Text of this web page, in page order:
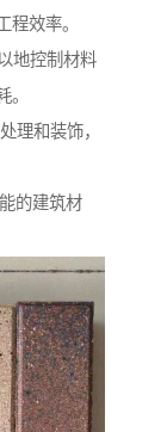
程效率。
地控制材料
理和装饰，
的建筑材